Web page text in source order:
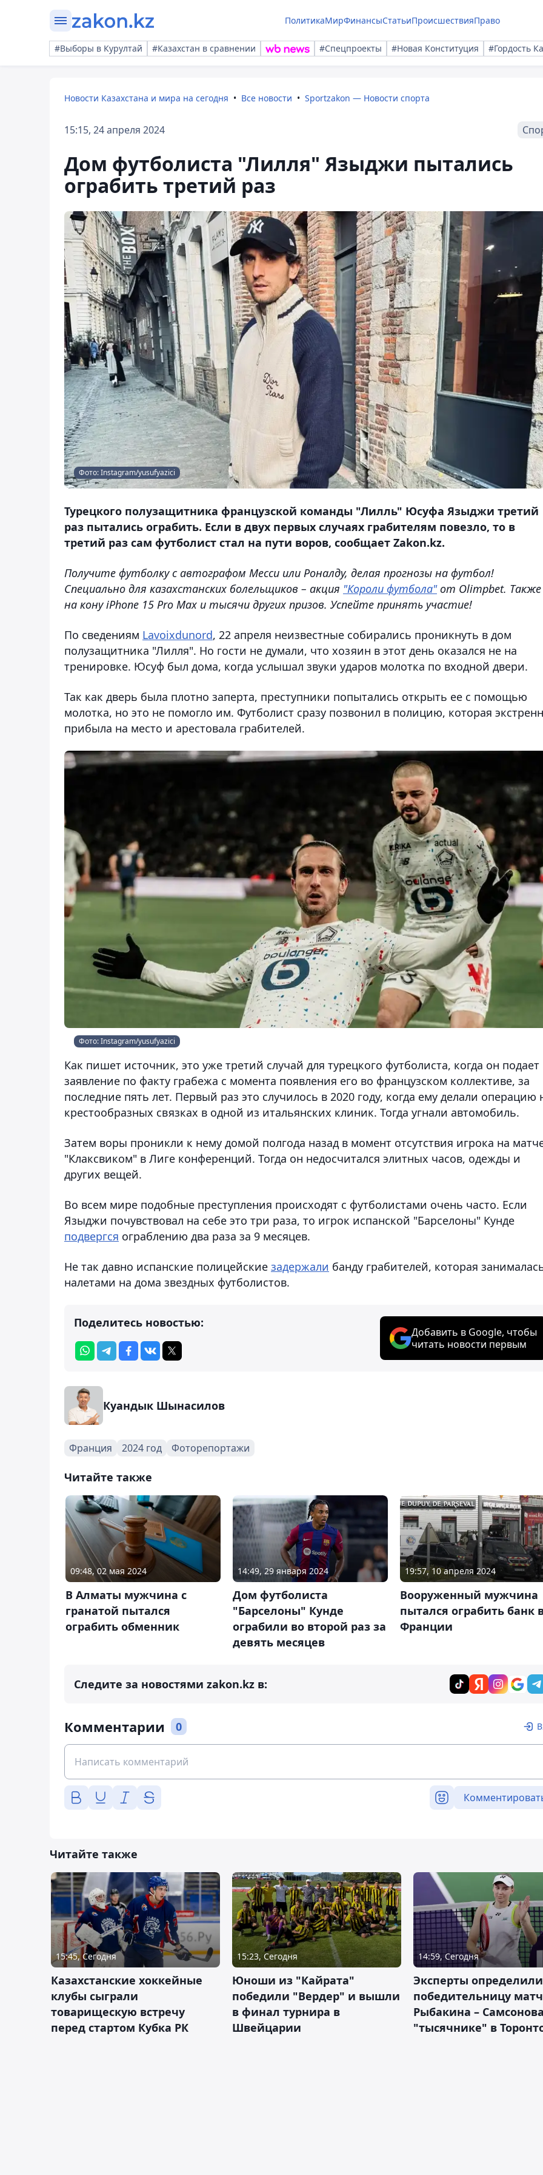
ПолитикаМирФинансыСтатьиПроисшествияПраво
#Выборы в Курултай #Казахстан в сравнении #Спецпроекты #Новая Конституция #Гордость
Новости Казахстана и мира на сегодня Все новости Sportzakon — Новости спорта
15:15, 24 апреля 2024
Дом футболиста "Лилля" Языджи пытались
ограбить третий раз
Фото: Instagram/yusufyazici
Турецкого полузащитника французской команды "Лилль" Юсуфа Языджи третий
раз пытались ограбить. Если в двух первых случаях грабителям повезло, то в
третий раз сам футболист стал на пути воров, сообщает Zakon.kz.
Получите футболку с автографом Месси или Роналду, делая прогнозы на футбол!
Специально для казахстанских болельщиков – акция "Короли футбола"от Olimpbet. Также
на кону iPhone 15 Pro Max и тысячи других призов. Успейте принять участие!
По сведениям Lavoixdunord, 22 апреля неизвестные собирались проникнуть в дом
полузащитника "Лилля". Но гости не думали, что хозяин в этот день оказался не на
тренировке. Юсуф был дома, когда услышал звуки ударов молотка по входной двери.
Так как дверь была плотно заперта, преступники попытались открыть ее с помощью
молотка, но это не помогло им. Футболист сразу позвонил в полицию, которая
прибыла на место и арестовала грабителей.
Фото: Instagram/yusufyazici
Как пишет источник, это уже третий случай для турецкого футболиста, когда он подает
заявление по факту грабежа с момента появления его во французском коллективе, за
последние пять лет. Первый раз это случилось в 2020 году, когда ему делали операцию
крестообразных связках в одной из итальянских клиник. Тогда угнали автомобиль.
Затем воры проникли к нему домой полгода назад в момент отсутствия игрока на
"Клаксвиком" в Лиге конференций. Тогда он недосчитался элитных часов, одежды и
других вещей.
Во всем мире подобные преступления происходят с футболистами очень часто. Если
Языджи почувствовал на себе это три раза, то игрок испанской "Барселоны" Кунде
подвергся ограблению два раза за 9 месяцев.
Не так давно испанские полицейские задержали банду грабителей, которая
налетами на дома звездных футболистов.
Поделитесь новостью:
Добавить в Google, чтобы
читать новости первым
Куандык Шынасилов
Франция 2024 год Фоторепортажи
Читайте также
09:48, 02 мая 2024
В Алматы мужчина с
гранатой пытался
ограбить обменник
14:49, 29 января 2024
Дом футболиста
"Барселоны" Кунде
ограбили во второй раз за
девять месяцев
19:57, 10 апреля 2024
Вооруженный мужчина
пытался ограбить банк
Франции
Следите за новостями zakon.kz в:
Комментарии 0
Читайте также
15:45, Сегодня
Казахстанские хоккейные
клубы сыграли
товарищескую встречу
перед стартом Кубка РК
15:23, Сегодня
Юноши из "Кайрата"
победили "Вердер" и вышли
в финал турнира в
Швейцарии
14:59, Сегодня
Эксперты определили
победительницу
Рыбакина –
"тысячнике" в